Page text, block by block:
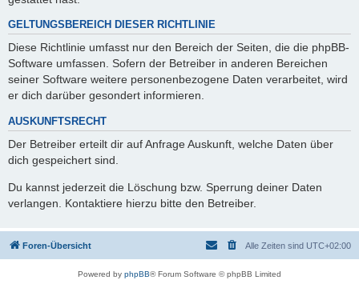
GELTUNGSBEREICH DIESER RICHTLINIE
Diese Richtlinie umfasst nur den Bereich der Seiten, die die phpBB-
Software umfassen. Sofern der Betreiber in anderen Bereichen
seiner Software weitere personenbezogene Daten verarbeitet, wird
er dich darüber gesondert informieren.
AUSKUNFTSRECHT
Der Betreiber erteilt dir auf Anfrage Auskunft, welche Daten über
dich gespeichert sind.
Du kannst jederzeit die Löschung bzw. Sperrung deiner Daten
verlangen. Kontaktiere hierzu bitte den Betreiber.
Foren-Übersicht Alle Zeiten sind UTC+02:00
Powered by phpBB® Forum Software © phpBB Limited